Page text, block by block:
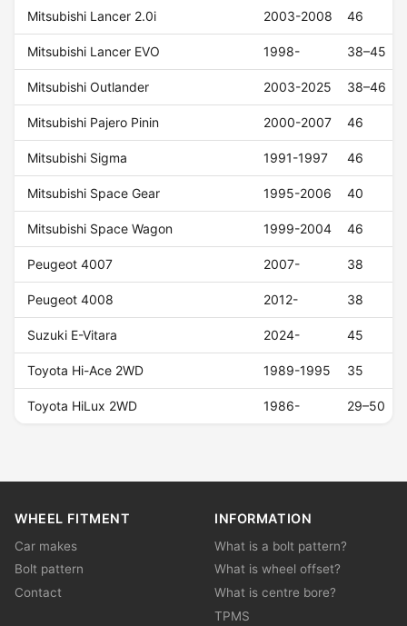
Mitsubishi Lancer 2.0i 2003-2008 46
Mitsubishi Lancer EVO 1998- 38–45
Mitsubishi Outlander 2003-2025 38–46
Mitsubishi Pajero Pinin 2000-2007 46
Mitsubishi Sigma 1991-1997 46
Mitsubishi Space Gear 1995-2006 40
Mitsubishi Space Wagon 1999-2004 46
Peugeot 4007 2007- 38
Peugeot 4008 2012- 38
Suzuki E-Vitara 2024- 45
Toyota Hi-Ace 2WD 1989-1995 35
Toyota HiLux 2WD 1986- 29–50
WHEEL FITMENT
Car makes
Bolt pattern
Contact
INFORMATION
What is a bolt pattern?
What is wheel offset?
What is centre bore?
TPMS